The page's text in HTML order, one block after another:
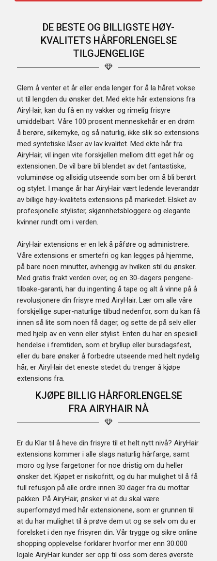
DE BESTE OG BILLIGSTE HØY-
KVALITETS HÅRFORLENGELSE
TILGJENGELIGE
Glem å venter et år eller enda lenger for å la håret vokse
ut til lengden du ønsker det. Med ekte hår extensions fra
AiryHair, kan du få en ny vakker og rimelig frisyre
umiddelbart. Våre 100 prosent menneskehår er en drøm
å berøre, silkemyke, og så naturlig, ikke slik so extensions
med syntetiske låser av lav kvalitet. Med ekte hår fra
AiryHair, vil ingen vite forskjellen mellom ditt eget hår og
extensionen. De vil bare bli blendet av det fantastiske,
voluminøse og allsidig utseende som ber om å bli berørt
og stylet. I mange år har AiryHair vært ledende leverandør
av billige høy-kvalitets extensions på markedet. Elsket av
profesjonelle stylister, skjønnhetsbloggere og elegante
kvinner rundt om i verden.
AiryHair extensions er en lek å påføre og administrere.
Våre extensions er smertefri og kan legges på hjemme,
på bare noen minutter, avhengig av hvilken stil du ønsker.
Med gratis frakt verden over, og en 30-dagers pengene-
tilbake-garanti, har du ingenting å tape og alt å vinne på å
revolusjonere din frisyre med AiryHair. Lær om alle våre
forskjellige super-naturlige tilbud nedenfor, som du kan få
innen så lite som noen få dager, og sette de på selv eller
med hjelp av en venn eller stylist. Enten du har en spesiell
hendelse i fremtiden, som et bryllup eller bursdagsfest,
eller du bare ønsker å forbedre utseende med helt nydelig
hår, er AiryHair det eneste stedet du trenger å kjøpe
extensions fra.
KJØPE BILLIG HÅRFORLENGELSE
FRA AIRYHAIR NÅ
Er du Klar til å heve din frisyre til et helt nytt nivå? AiryHair
extensions kommer i alle slags naturlig hårfarge, samt
moro og lyse fargetoner for noe dristig om du heller
ønsker det. Kjøpet er risikofritt, og du har mulighet til å få
full refusjon på alle ordre innen 30 dager fra du mottar
pakken. På AiryHair, ønsker vi at du skal være
superfornøyd med hår extensionene, som er grunnen til
at du har mulighet til å prøve dem ut og se selv om du er
forelsket i den nye frisyren din. Vår trygge og sikre online
shopping opplevelse forklarer hvorfor mer enn 30.000
lojale AiryHair kunder ser opp til oss som deres øverste